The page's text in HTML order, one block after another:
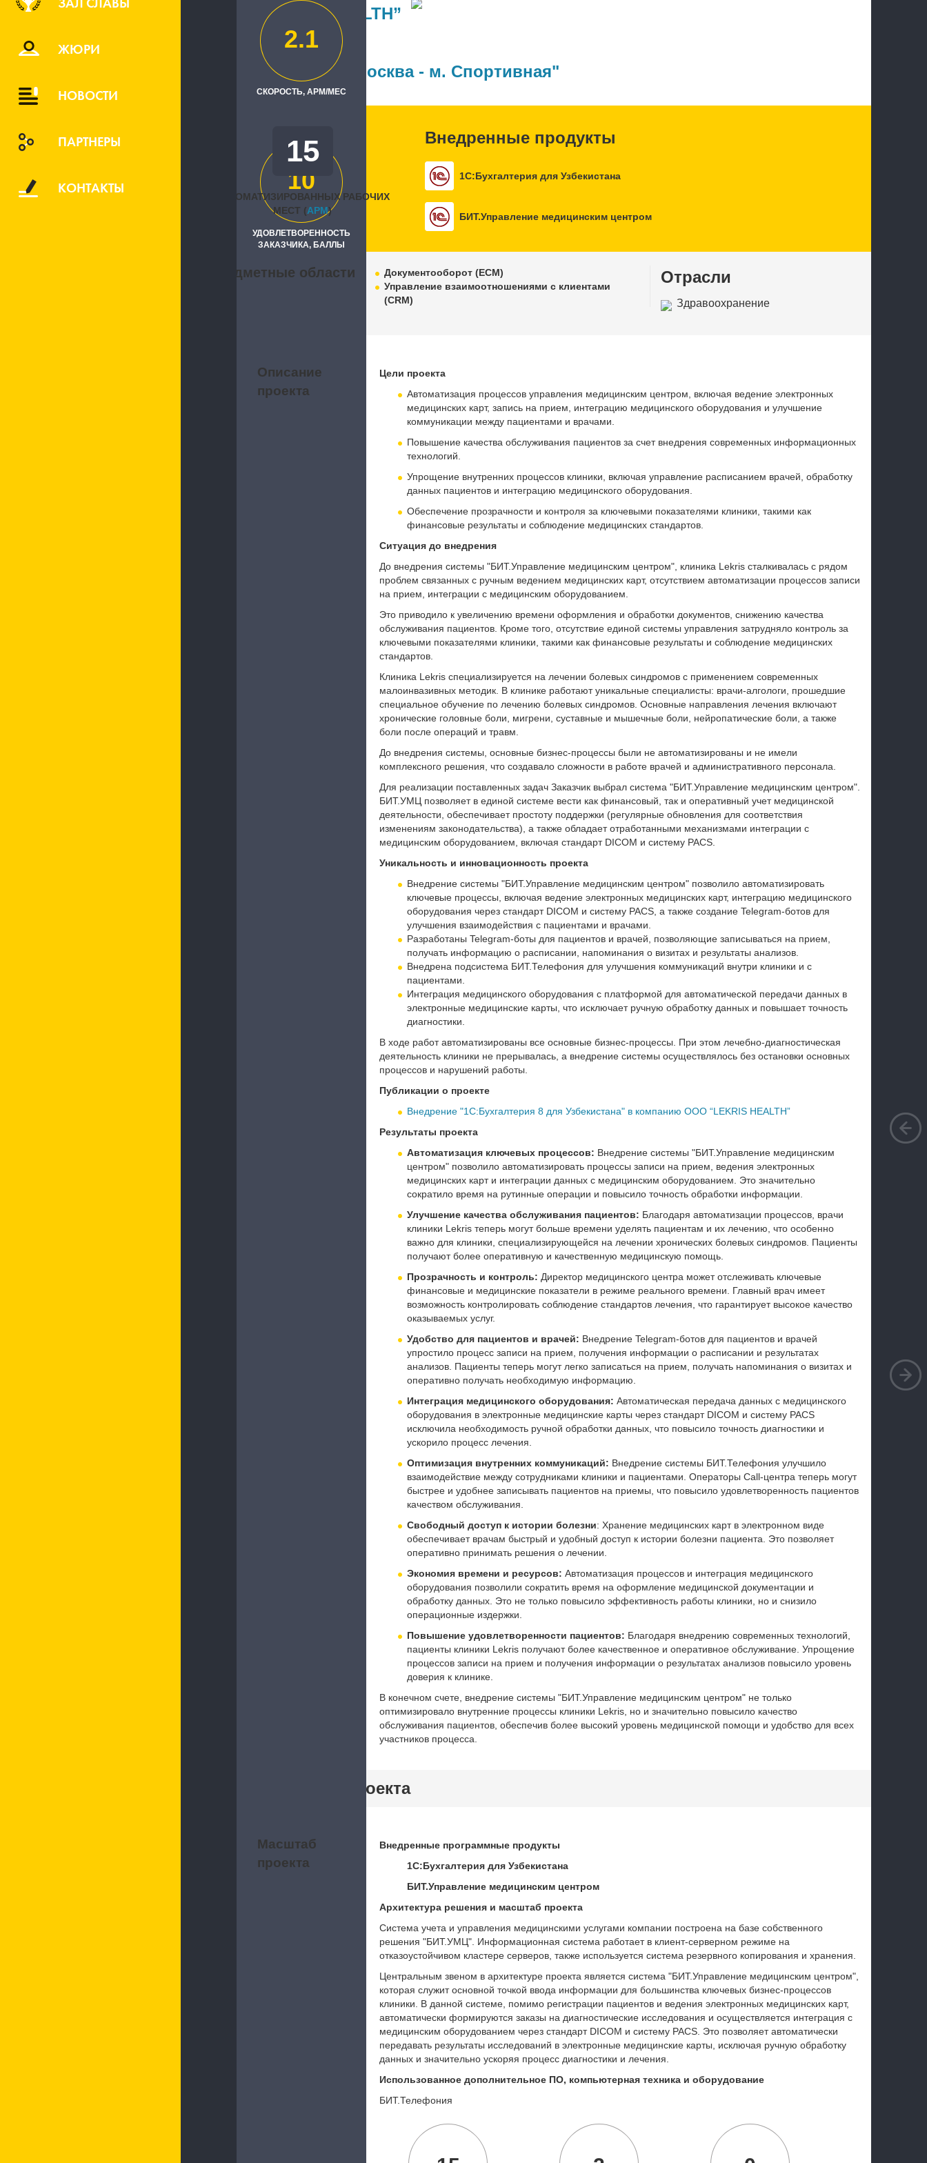
ЖЮРИ
НОВОСТИ
ПАРТНЕРЫ
КОНТАКТЫ
2.1
СКОРОСТЬ, АРМ/МЕС
10
УДОВЛЕТВОРЕННОСТЬ
ЗАКАЗЧИКА, БАЛЛЫ
OOO “LEKRIS HEALTH”
Исполнитель
"1С:Первый Бит, Москва - м. Спортивная"
15
АВТОМАТИЗИРОВАННЫХ РАБОЧИХ
МЕСТ (APM)
Внедренные продукты
1С:Бухгалтерия для Узбекистана
БИТ.Управление медицинским центром
Предметные области
Документооборот (ECM)
Управление взаимоотношениями с клиентами
(CRM)
Отрасли
Здравоохранение
Описание
проекта
Цели проекта
Автоматизация процессов управления медицинским центром, включая ведение электронных
медицинских карт, запись на прием, интеграцию медицинского оборудования и улучшение
коммуникации между пациентами и врачами.
Повышение качества обслуживания пациентов за счет внедрения современных информационных
технологий.
Упрощение внутренних процессов клиники, включая управление расписанием врачей, обработку
данных пациентов и интеграцию медицинского оборудования.
Обеспечение прозрачности и контроля за ключевыми показателями клиники, такими как
финансовые результаты и соблюдение медицинских стандартов.
Ситуация до внедрения
До внедрения системы "БИТ.Управление медицинским центром", клиника Lekris сталкивалась с рядом
проблем связанных с ручным ведением медицинских карт, отсутствием автоматизации процессов записи
на прием, интеграции с медицинским оборудованием.
Это приводило к увеличению времени оформления и обработки документов, снижению качества
обслуживания пациентов. Кроме того, отсутствие единой системы управления затрудняло контроль за
ключевыми показателями клиники, такими как финансовые результаты и соблюдение медицинских
стандартов.
Клиника Lekris специализируется на лечении болевых синдромов с применением современных
малоинвазивных методик. В клинике работают уникальные специалисты: врачи-алгологи, прошедшие
специальное обучение по лечению болевых синдромов. Основные направления лечения включают
хронические головные боли, мигрени, суставные и мышечные боли, нейропатические боли, а также
боли после операций и травм.
До внедрения системы, основные бизнес-процессы были не автоматизированы и не имели
комплексного решения, что создавало сложности в работе врачей и административного персонала.
Для реализации поставленных задач Заказчик выбрал система "БИТ.Управление медицинским центром".
БИТ.УМЦ позволяет в единой системе вести как финансовый, так и оперативный учет медицинской
деятельности, обеспечивает простоту поддержки (регулярные обновления для соответствия
изменениям законодательства), а также обладает отработанными механизмами интеграции с
медицинским оборудованием, включая стандарт DICOM и систему PACS.
Уникальность и инновационность проекта
Внедрение системы "БИТ.Управление медицинским центром" позволило автоматизировать
ключевые процессы, включая ведение электронных медицинских карт, интеграцию медицинского
оборудования через стандарт DICOM и систему PACS, а также создание Telegram-ботов для
улучшения взаимодействия с пациентами и врачами.
Разработаны Telegram-боты для пациентов и врачей, позволяющие записываться на прием,
получать информацию о расписании, напоминания о визитах и результаты анализов.
Внедрена подсистема БИТ.Телефония для улучшения коммуникаций внутри клиники и с
пациентами.
Интеграция медицинского оборудования с платформой для автоматической передачи данных в
электронные медицинские карты, что исключает ручную обработку данных и повышает точность
диагностики.
В ходе работ автоматизированы все основные бизнес-процессы. При этом лечебно-диагностическая
деятельность клиники не прерывалась, а внедрение системы осуществлялось без остановки основных
процессов и нарушений работы.
Публикации о проекте
Внедрение "1С:Бухгалтерия 8 для Узбекистана" в компанию OOO “LEKRIS HEALTH”
Результаты проекта
Автоматизация ключевых процессов: Внедрение системы "БИТ.Управление медицинским
центром" позволило автоматизировать процессы записи на прием, ведения электронных
медицинских карт и интеграции данных с медицинским оборудованием. Это значительно
сократило время на рутинные операции и повысило точность обработки информации.
Улучшение качества обслуживания пациентов: Благодаря автоматизации процессов, врачи
клиники Lekris теперь могут больше времени уделять пациентам и их лечению, что особенно
важно для клиники, специализирующейся на лечении хронических болевых синдромов. Пациенты
получают более оперативную и качественную медицинскую помощь.
Прозрачность и контроль: Директор медицинского центра может отслеживать ключевые
финансовые и медицинские показатели в режиме реального времени. Главный врач имеет
возможность контролировать соблюдение стандартов лечения, что гарантирует высокое качество
оказываемых услуг.
Удобство для пациентов и врачей: Внедрение Telegram-ботов для пациентов и врачей
упростило процесс записи на прием, получения информации о расписании и результатах
анализов. Пациенты теперь могут легко записаться на прием, получать напоминания о визитах и
оперативно получать необходимую информацию.
Интеграция медицинского оборудования: Автоматическая передача данных с медицинского
оборудования в электронные медицинские карты через стандарт DICOM и систему PACS
исключила необходимость ручной обработки данных, что повысило точность диагностики и
ускорило процесс лечения.
Оптимизация внутренних коммуникаций: Внедрение системы БИТ.Телефония улучшило
взаимодействие между сотрудниками клиники и пациентами. Операторы Call-центра теперь могут
быстрее и удобнее записывать пациентов на приемы, что повысило удовлетворенность пациентов
качеством обслуживания.
Свободный доступ к истории болезни: Хранение медицинских карт в электронном виде
обеспечивает врачам быстрый и удобный доступ к истории болезни пациента. Это позволяет
оперативно принимать решения о лечении.
Экономия времени и ресурсов: Автоматизация процессов и интеграция медицинского
оборудования позволили сократить время на оформление медицинской документации и
обработку данных. Это не только повысило эффективность работы клиники, но и снизило
операционные издержки.
Повышение удовлетворенности пациентов: Благодаря внедрению современных технологий,
пациенты клиники Lekris получают более качественное и оперативное обслуживание. Упрощение
процессов записи на прием и получения информации о результатах анализов повысило уровень
доверия к клинике.
В конечном счете, внедрение системы "БИТ.Управление медицинским центром" не только
оптимизировало внутренние процессы клиники Lekris, но и значительно повысило качество
обслуживания пациентов, обеспечив более высокий уровень медицинской помощи и удобство для всех
участников процесса.
Характеристики проекта
Масштаб
проекта
Внедренные программные продукты
1С:Бухгалтерия для Узбекистана
БИТ.Управление медицинским центром
Архитектура решения и масштаб проекта
Система учета и управления медицинскими услугами компании построена на базе собственного
решения "БИТ.УМЦ". Информационная система работает в клиент-серверном режиме на
отказоустойчивом кластере серверов, также используется система резервного копирования и хранения.
Центральным звеном в архитектуре проекта является система "БИТ.Управление медицинским центром",
которая служит основной точкой ввода информации для большинства ключевых бизнес-процессов
клиники. В данной системе, помимо регистрации пациентов и ведения электронных медицинских карт,
автоматически формируются заказы на диагностические исследования и осуществляется интеграция с
медицинским оборудованием через стандарт DICOM и систему PACS. Это позволяет автоматически
передавать результаты исследований в электронные медицинские карты, исключая ручную обработку
данных и значительно ускоряя процесс диагностики и лечения.
Использованное дополнительное ПО, компьютерная техника и оборудование
БИТ.Телефония